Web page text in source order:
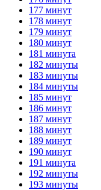
177 минут
178 минут
179 минут
180 минут
181 минута
182 минуты
183 минуты
184 минуты
185 минут
186 минут
187 минут
188 минут
189 минут
190 минут
191 минута
192 минуты
193 минуты